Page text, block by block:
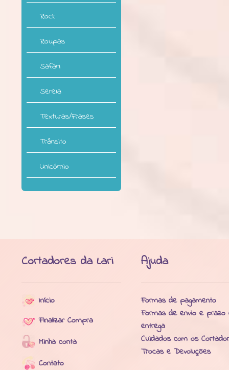
Rock
Roupas
Safari
Sereia
Texturas/Frases
Trânsito
Unicórnio
Cortadores da Lari
Início
Finalizar Compra
Minha conta
Contato
Ajuda
Formas de pagamento
Formas de envio e prazo
entrega
Cuidados com os
Trocas e Devoluções